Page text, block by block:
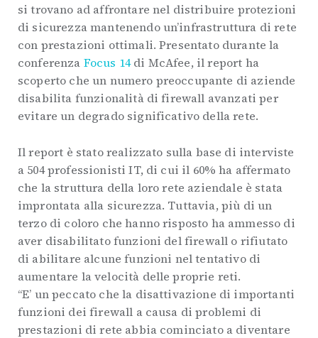
si trovano ad affrontare nel distribuire protezioni
di sicurezza mantenendo un’infrastruttura di rete
con prestazioni ottimali. Presentato durante la
conferenza Focus 14di McAfee, il report ha
scoperto che un numero preoccupante di aziende
disabilita funzionalità di firewall avanzati per
evitare un degrado significativo della rete.
Il report è stato realizzato sulla base di interviste
a 504 professionisti IT, di cui il 60% ha affermato
che la struttura della loro rete aziendale è stata
improntata alla sicurezza. Tuttavia, più di un
terzo di coloro che hanno risposto ha ammesso di
aver disabilitato funzioni del firewall o rifiutato
di abilitare alcune funzioni nel tentativo di
aumentare la velocità delle proprie reti.
“E’ un peccato che la disattivazione di importanti
funzioni dei firewall a causa di problemi di
prestazioni di rete abbia cominciato a diventare